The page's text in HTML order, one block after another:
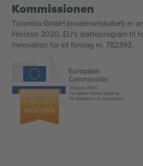
Kommissionen
Ticombo GmbH (moderselskabet) er
Horizon 2020, EU's støtteprogram til
innovation for sit forslag nr. 782393.